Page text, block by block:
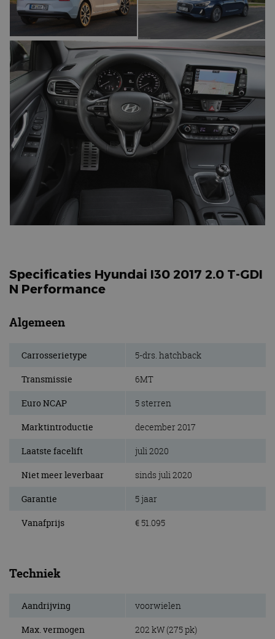
Specificaties Hyundai I30 2017 2.0 T-GDI
N Performance
Algemeen
Carrosserietype 5-drs. hatchback
Transmissie 6MT
Euro NCAP 5 sterren
Marktintroductie december 2017
Laatste facelift juli 2020
Niet meer leverbaar sinds juli 2020
Garantie 5 jaar
Vanafprijs € 51.095
Techniek
Aandrijving voorwielen
Max. vermogen 202 kW (275 pk)